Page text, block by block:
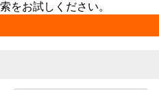
をお試しください。